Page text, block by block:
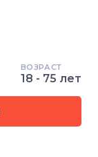
ВОЗРАСТ
18 - 75 лет